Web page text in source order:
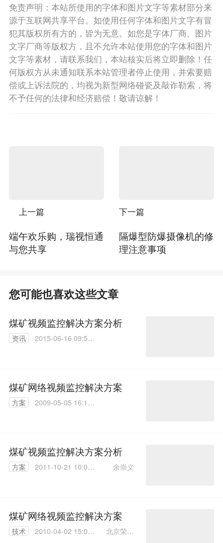
免责声明：本站所使用的字体和图片文字等素材部分来
源于互联网共享平台。如使用任何字体和图片文字有冒
犯其版权所有方的，皆为无意。如您是字体厂商、图片
文字厂商等版权方，且不允许本站使用您的字体和图片
文字等素材，请联系我们，本站核实后将立即删除！任
何版权方从未通知联系本站管理者停止使用，并索要赔
偿或上诉法院的，均视为新型网络碰瓷及敲诈勒索，将
不予任何的法律和经济赔偿！敬请谅解！
上一篇
端午欢乐购，瑞视恒通
与您共享
下一篇
隔爆型防爆摄像机的修
理注意事项
您可能也喜欢这些文章
煤矿视频监控解决方案分析
资讯
2015-06-16 09:55:
煤矿网络视频监控解决方案
方案
2009-05-05 16:17:
煤矿视频监控解决方案分析
方案
2011-10-21 10:00:
余崇义
煤矿网络视频监控解决方案
技术
2010-04-02 15:07:
北京荣硕